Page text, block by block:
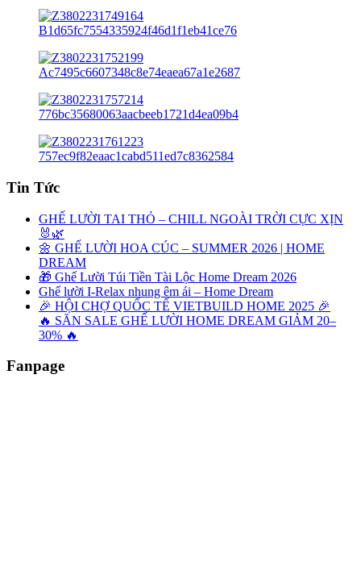
Tin Tức
GHẾ LƯỜI TAI THỎ – CHILL NGOÀI TRỜI CỰC XỊN
🐰🌿
🌼 GHẾ LƯỜI HOA CÚC – SUMMER 2026 | HOME
DREAM
🎁 Ghế Lười Túi Tiền Tài Lộc Home Dream 2026
Ghế lười I-Relax nhung êm ái – Home Dream
🎉 HỘI CHỢ QUỐC TẾ VIETBUILD HOME 2025 🎉
🔥 SĂN SALE GHẾ LƯỜI HOME DREAM GIẢM 20–
30% 🔥
Fanpage